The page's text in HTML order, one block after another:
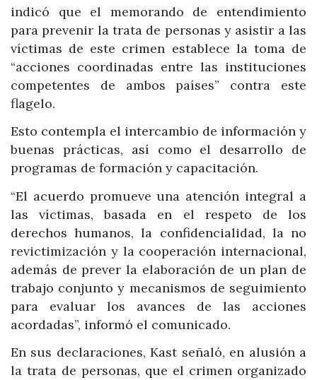
indicó que el memorando de entendimiento
para prevenir la trata de personas y asistir a las
víctimas de este crimen establece la toma de
“acciones coordinadas entre las instituciones
competentes de ambos países” contra este
flagelo.
Esto contempla el intercambio de información y
buenas prácticas, así como el desarrollo de
programas de formación y capacitación.
“El acuerdo promueve una atención integral a
las víctimas, basada en el respeto de los
derechos humanos, la confidencialidad, la no
revictimización y la cooperación internacional,
además de prever la elaboración de un plan de
trabajo conjunto y mecanismos de seguimiento
para evaluar los avances de las acciones
acordadas”, informó el comunicado.
En sus declaraciones, Kast señaló, en alusión a
la trata de personas, que el crimen organizado